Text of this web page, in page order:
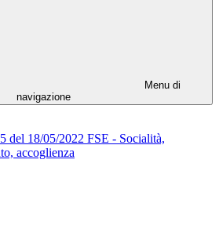
Menu di
navigazione
del 18/05/2022 FSE - Socialità,
accoglienza